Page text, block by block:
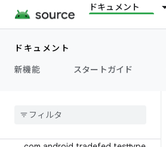
ドキュメント
ドキュメント
新機能
スタートガイド
com.android.tradefed.testtype.r
com.android.tradefed.testtype.s
uite
com.android